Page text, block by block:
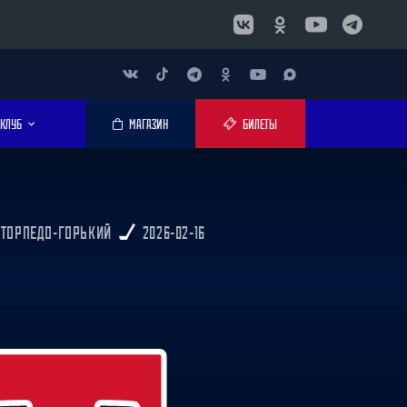
КЛУБ МАГАЗИН БИЛЕТЫ
ГОРЬКИЙ 2026-02-16